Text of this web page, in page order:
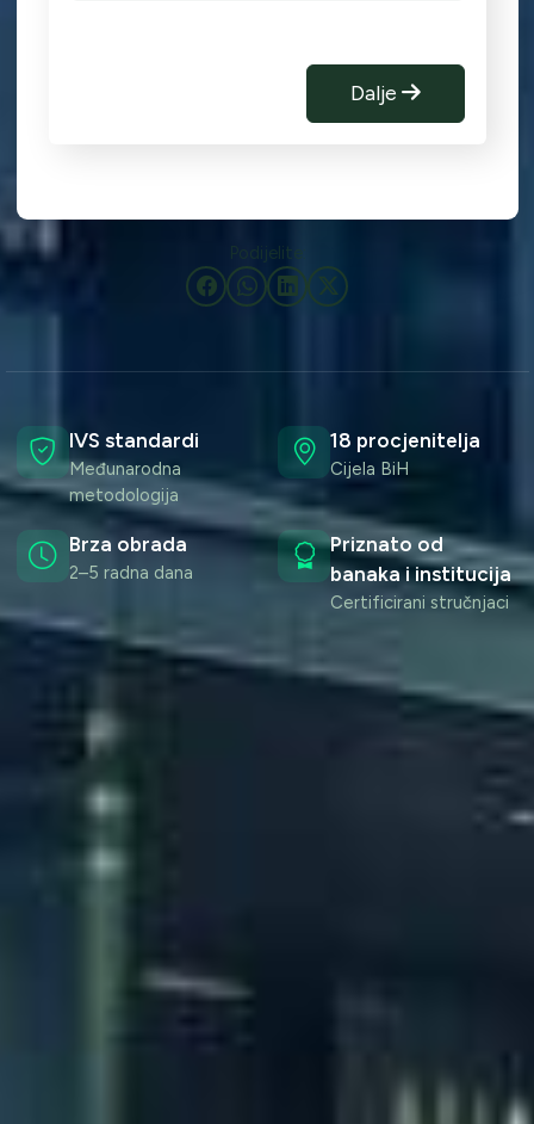
Dalje
IVS standardi
Međunarodna
metodologija
18 procjenitelja
Cijela BiH
Brza obrada
2–5 radna dana
Priznato od
banaka i institucija
Certificirani stručnjaci